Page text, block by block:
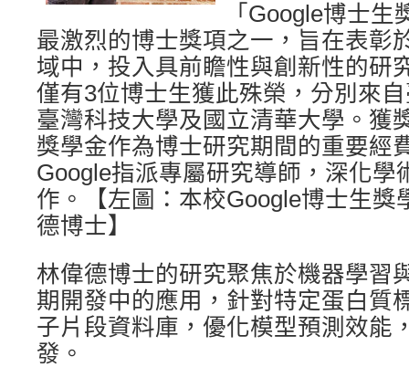
「Google博士
最激烈的博士獎項之一，旨在表彰
域中，投入具前瞻性與創新性的研
僅有3位博士生獲此殊榮，分別來
臺灣科技大學及國立清華大學。獲
獎學金作為博士研究期間的重要經
Google指派專屬研究導師，深化學
作。【左圖：本校Google博士生獎
德博士】
林偉德博士的研究聚焦於機器學習
期開發中的應用，針對特定蛋白質
子片段資料庫，優化模型預測效能
發。